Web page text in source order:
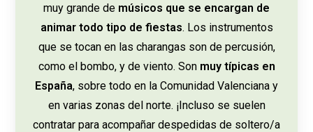
muy grande de músicos que se encargan de
animar todo tipo de fiestas. Los instrumentos
que se tocan en las charangas son de percusión,
como el bombo, y de viento. Son muy típicas en
España, sobre todo en la Comunidad Valenciana y
en varias zonas del norte. ¡Incluso se suelen
contratar para acompañar despedidas de soltero/a